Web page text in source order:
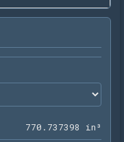
770 . 737398 in³